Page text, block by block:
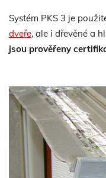
Systém PKS 3 je
dveře, ale i dřevěné a
jsou prověřeny